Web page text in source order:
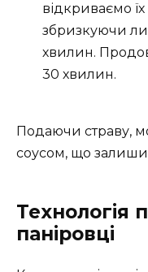
відкриваємо
збризкуючи
хвилин.
30 хвилин.
Подаючи страву,
соусом, що
Технологія
паніровці